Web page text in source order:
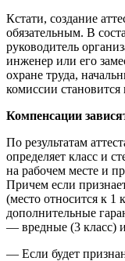
Кстати, создание
обязательным. В
руководитель
инженер или его
охране труда,
комиссии
Компенсации
По результатам
определяет класс и
на рабочем месте и
Причем если
(место относится к 1
дополнительные
— вредные (3 класс)
— Если будет